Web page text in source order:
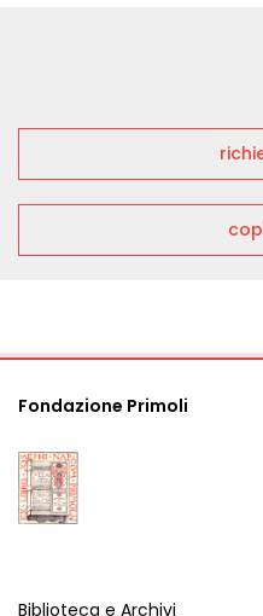
Fondazione Primoli
Biblioteca e Archivi